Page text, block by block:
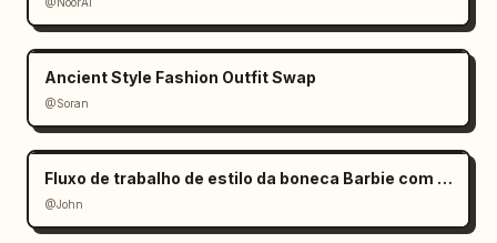
Ancient Style Fashion Outfit Swap
@Soran
Fluxo de trabalho de estilo da boneca Barbie com mãos gigantes
@John